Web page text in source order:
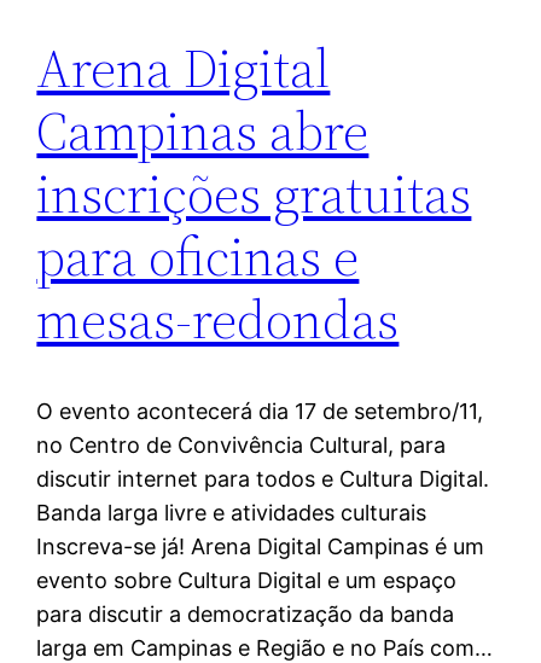
Arena Digital
Campinas abre
inscrições gratuitas
para oficinas e
mesas-redondas
O evento acontecerá dia 17 de setembro/11,
no Centro de Convivência Cultural, para
discutir internet para todos e Cultura Digital.
Banda larga livre e atividades culturais
Inscreva-se já! Arena Digital Campinas é um
evento sobre Cultura Digital e um espaço
para discutir a democratização da banda
larga em Campinas e Região e no País com…